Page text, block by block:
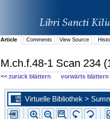
Article
Comments View Source
M.ch.f.48-1 Scan 234
<< zurück blättern vorwärts blättern